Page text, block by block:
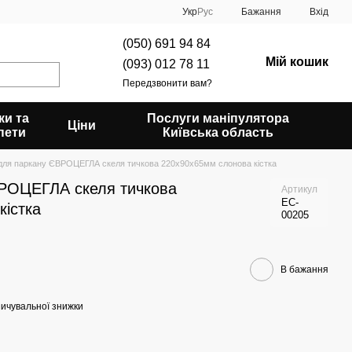
УкрРус Бажання Вхід
(050) 691 94 84
(093) 012 78 11
Передзвонити вам?
Мій кошик
та
Ціни
Послуги маніпулятора
Київська область
паркану ЄВРОЦЕГЛА скеля тичкова 220х90х65мм слонова кістка
скеля тичкова
Артикул
EC-
00205
В бажання
знижки